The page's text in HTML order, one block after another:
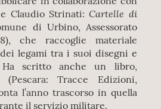
Claudio Strinati:Cartelle di
di Urbino, Assessorato
che raccoglie materiale
legami tra i suoi disegni e
scritto anche un libro,
Tracce Edizioni,
l’anno trascorso in quella
il servizio militare.